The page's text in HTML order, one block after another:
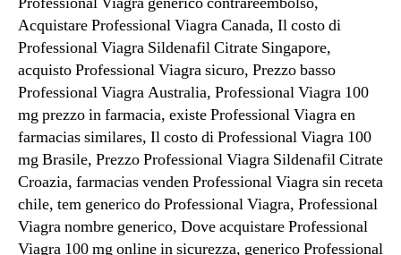
Acquistare Professional Viagra Canada, Il costo di
Professional Viagra Sildenafil Citrate Singapore,
acquisto Professional Viagra sicuro, Prezzo basso
Professional Viagra Australia, Professional Viagra 100
mg prezzo in farmacia, existe Professional Viagra en
farmacias similares, Il costo di Professional Viagra 100
mg Brasile, Prezzo Professional Viagra Sildenafil Citrate
Croazia, farmacias venden Professional Viagra sin receta
chile, tem generico do Professional Viagra, Professional
Viagra nombre generico, Dove acquistare Professional
Viagra 100 mg online in sicurezza, generico Professional